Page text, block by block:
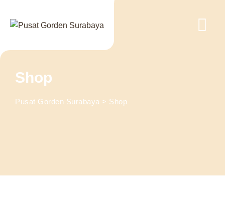
content
Shop
Pusat Gorden Surabaya > Shop